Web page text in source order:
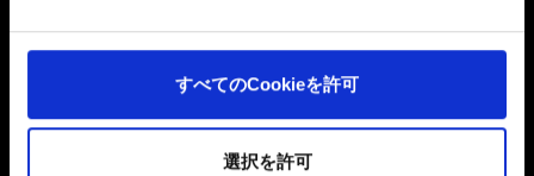
た、ソーシャルメディア上などでお客様が興味を持ちそ
うなコンテンツをお届けするために、一部のCookieをパ
これらのオプションが有効になることはありません。
すべてのCookieを許可
選択を許可